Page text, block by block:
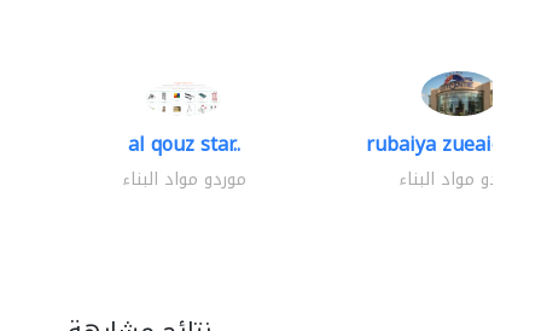
al qouz star..
موردو مواد البناء
rubaiya zueaid
موردو مواد البناء